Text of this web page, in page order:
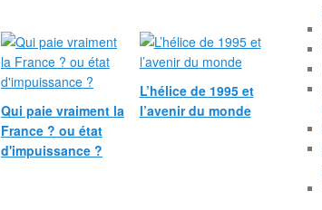
Qui paie vraiment la
France ? ou état
d'impuissance ?
L’hélice de 1995 et
l’avenir du monde